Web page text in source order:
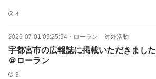
4
2026-07-01 09:25:54 ・ ローラン 対外活動
宇都宮市の広報誌に掲載いただきました
＠ローラン
3